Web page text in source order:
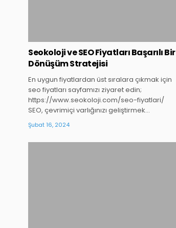
Seokoloji ve SEO Fiyatları Başarılı Bir
Dönüşüm Stratejisi
En uygun fiyatlardan üst sıralara çıkmak için
seo fiyatları sayfamızı ziyaret edin;
https://www.seokoloji.com/seo-fiyatlari/
SEO, çevrimiçi varlığınızı geliştirmek…
Şubat 16, 2024